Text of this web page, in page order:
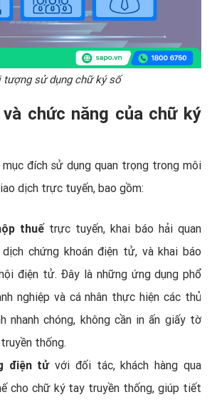
tượng sử dụng chữ ký số
chức năng của chữ ký
đích sử dụng quan trọng trong môi
dịch trực tuyến, bao gồm:
thuếtrực tuyến, khai báo hải quan
chứng khoán điện tử, và khai báo
điện tử. Đây là những ứng dụng phổ
nghiệp và cá nhân thực hiện các thủ
nhanh chóng, không cần in ấn giấy tờ
thống.
điện tử với đối tác, khách hàng qua
cho chữ ký tay truyền thống, giúp tiết